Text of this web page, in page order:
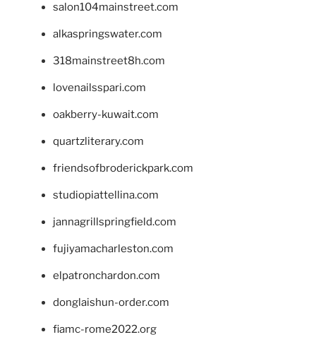
salon104mainstreet.com
alkaspringswater.com
318mainstreet8h.com
lovenailsspari.com
oakberry-kuwait.com
quartzliterary.com
friendsofbroderickpark.com
studiopiattellina.com
jannagrillspringfield.com
fujiyamacharleston.com
elpatronchardon.com
donglaishun-order.com
fiamc-rome2022.org